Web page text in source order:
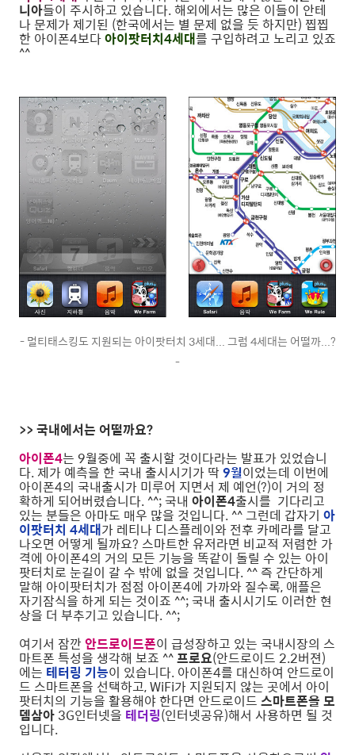
니아들이 주시하고 있습니다. 해외에서는 많은 이들이 안테
나 문제가 제기된 (한국에서는 별 문제 없을 듯 하지만) 찝찝
한 아이폰4보다아이팟터치4세대를 구입하려고 노리고 있죠
^^
- 멀티태스킹도 지원되는 아이팟터치 3세대... 그럼 4세대는 어떨까...?
-
>> 국내에서는 어떨까요?
아이폰4는 9월중에 꼭 출시할 것이다라는 발표가 있었습니
다. 제가 예측을 한 국내 출시시기가 딱 9월이었는데 이번에
아이폰4의 국내출시가 미루어 지면서 제 예언(?)이 거의 정
확하게 되어버렸습니다. ^^; 국내 아이폰4출시를 기다리고
있는 분들은 아마도 매우 많을 것입니다. ^^ 그런데 갑자기 아
이팟터치 4세대가 레티나 디스플레이와 전후 카메라를 달고
나오면 어떻게 될까요? 스마트한 유저라면 비교적 저렴한 가
격에 아이폰4의 거의 모든 기능을 똑같이 돌릴 수 있는 아이
팟터치로 눈길이 갈 수 밖에 없을 것입니다. ^^ 즉 간단하게
말해 아이팟터치가 점점 아이폰4에 가까와 질수록, 애플은
자기잠식을 하게 되는 것이죠 ^^; 국내 출시시기도 이러한 현
상을 더 부추기고 있습니다. ^^;
여기서 잠깐 안드로이드폰이 급성장하고 있는 국내시장의 스
마트폰 특성을 생각해 보죠 ^^프로요(안드로이드 2.2버젼)
에는 테터링 기능이 있습니다. 아이폰4를 대신하여 안드로이
드 스마트폰을 선택하고, WiFi가 지원되지 않는 곳에서 아이
팟터치의 기능을 활용해야 한다면 안드로이드 스마트폰을 모
뎀삼아 3G인터넷을 테더링(인터넷공유)해서 사용하면 될 것
입니다.